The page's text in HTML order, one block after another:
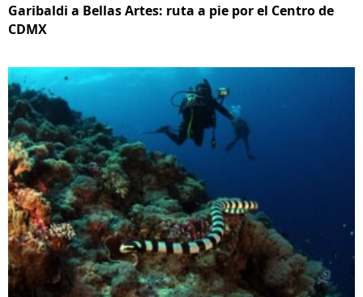
Garibaldi a Bellas Artes: ruta a pie por el Centro de
CDMX